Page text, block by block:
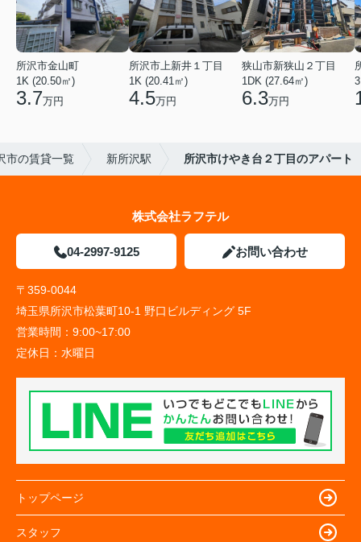
所沢市金山町
1K (20.50㎡)
3.7万円
所沢市上新井１丁目
1K (20.41㎡)
4.5万円
狭山市新狭山２丁目
1DK (27.64㎡)
6.3万円
市の賃貸一覧 新所沢駅 所沢市けやき台２丁目のアパート
株式会社ラフテル
04-2997-9125 お問い合わせ
〒359-0044
埼玉県所沢市松葉町10-1 野口ビルディング 5F
営業時間： 9:00~17:00
定休日： 水曜日
トップページ
スタッフ